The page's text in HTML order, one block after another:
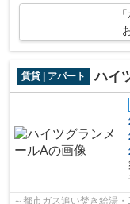
賃貸 | アパート ハイ
～都市ガス追い焚き給